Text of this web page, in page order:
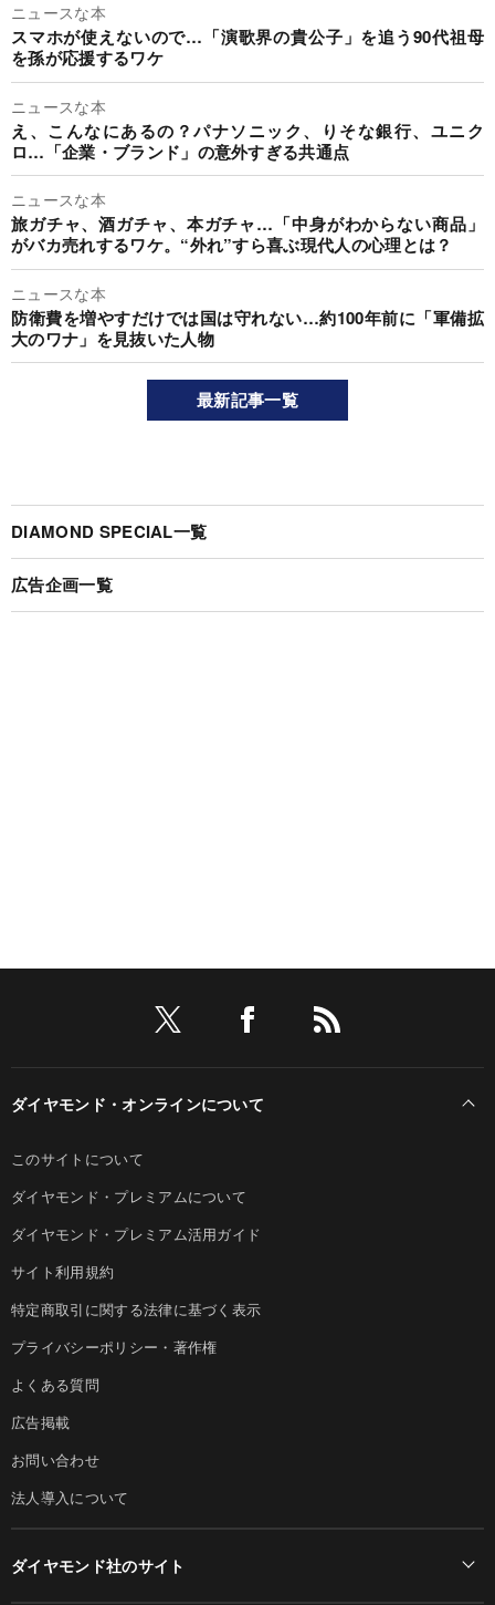
ニュースな本
スマホが使えないので…「演歌界の貴公子」を追う90代祖母
を孫が応援するワケ
ニュースな本
え、こんなにあるの？パナソニック、りそな銀行、ユニク
ロ…「企業・ブランド」の意外すぎる共通点
ニュースな本
旅ガチャ、酒ガチャ、本ガチャ…「中身がわからない商品」
がバカ売れするワケ。“外れ”すら喜ぶ現代人の心理とは？
ニュースな本
防衛費を増やすだけでは国は守れない…約100年前に「軍備拡
大のワナ」を見抜いた人物
最新記事一覧
DIAMOND SPECIAL一覧
広告企画一覧
ダイヤモンド・オンラインについて
このサイトについて
ダイヤモンド・プレミアムについて
ダイヤモンド・プレミアム活用ガイド
サイト利用規約
特定商取引に関する法律に基づく表示
プライバシーポリシー・著作権
よくある質問
広告掲載
お問い合わせ
法人導入について
ダイヤモンド社のサイト